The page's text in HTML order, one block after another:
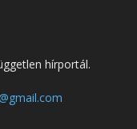
hírportál.